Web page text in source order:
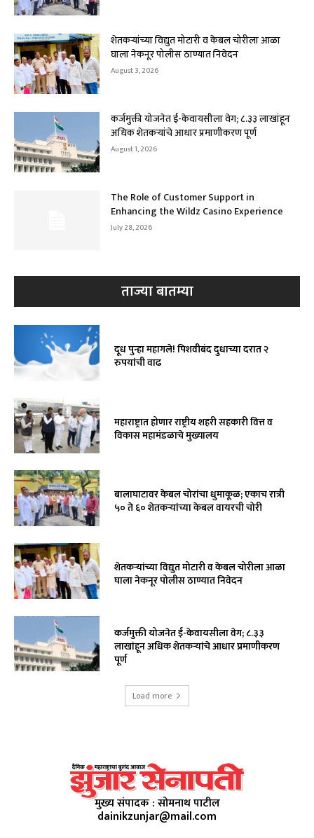
शेतकऱ्यांच्या विद्युत मोटारी व केबल चोरीला आळा
घाला नेकनूर पोलीस ठाण्यात निवेदन
August 3, 2026
कर्जमुक्ती योजनेत ई-केवायसीला वेग; ८.३३ लाखांहून
अधिक शेतकऱ्यांचे आधार प्रमाणीकरण पूर्ण
August 1, 2026
The Role of Customer Support in
Enhancing the Wildz Casino Experience
July 28, 2026
ताज्या बातम्या
दूध पुन्हा महागले! पिशवीबंद दुधाच्या दरात २
रुपयांची वाढ
महाराष्ट्रात होणार राष्ट्रीय शहरी सहकारी वित्त व
विकास महामंडळाचे मुख्यालय
बालाघाटावर केबल चोरांचा धुमाकूळ; एकाच रात्री
५० ते ६० शेतकऱ्यांच्या केबल वायरची चोरी
शेतकऱ्यांच्या विद्युत मोटारी व केबल चोरीला आळा
घाला नेकनूर पोलीस ठाण्यात निवेदन
कर्जमुक्ती योजनेत ई-केवायसीला वेग; ८.३३
लाखांहून अधिक शेतकऱ्यांचे आधार प्रमाणीकरण
पूर्ण
Load more
मुख्य संपादक : सोमनाथ पाटील
dainikzunjar@mail.com